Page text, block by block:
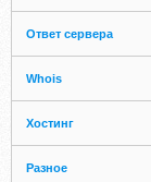
Ответ сервера
Whois
Хостинг
Разное